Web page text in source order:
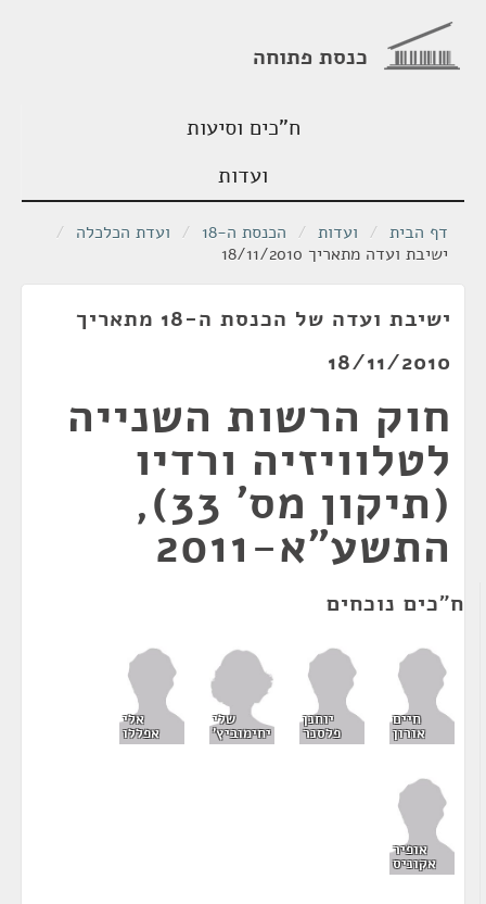
כנסת פתוחה
ח"כים וסיעות
ועדות
דף הבית / ועדות / הכנסת ה-18 / ועדת הכלכלה /
ישיבת ועדה מתאריך 18/11/2010
ישיבת ועדה של הכנסת ה-18 מתאריך
18/11/2010
חוק הרשות השנייה
לטלוויזיה ורדיו
(תיקון מס' 33),
התשע"א-2011
ח"כים נוכחים
חיים
אורון
יוחנן
פלסנר
שלי
יחימוביץ'
אלי
אפללו
אופיר
אקוניס